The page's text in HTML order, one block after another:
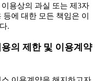
용상의 과실 또는 제3자
에 대한 모든 책임은 이
.
의 제한 및 이용계약